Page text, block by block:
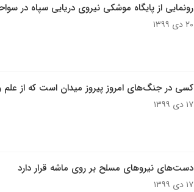
رونمایی از پایگاه موشکی نیروی دریایی سپاه در
۲۰ دی ۱۳۹۹
کسی در جنگ‌های امروز پیروز میدان است که از علم
۱۷ دی ۱۳۹۹
دست‌های نیروهای مسلح بر روی ماشه قرار دارد
۱۷ دی ۱۳۹۹